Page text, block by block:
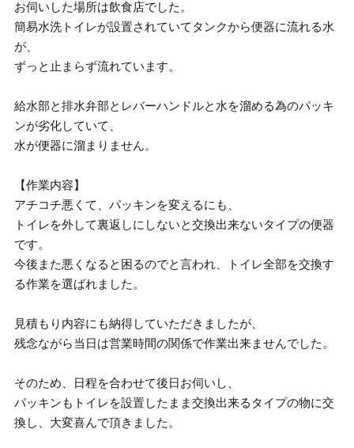
お伺いした場所は飲食店でした。
簡易水洗トイレが設置されていてタンクから便器に流れる水
が、
ずっと止まらず流れています。
給水部と排水弁部とレバーハンドルと水を溜める為のパッキ
ンが劣化していて、
水が便器に溜まりません。
【作業内容】
アチコチ悪くて、パッキンを変えるにも、
トイレを外して裏返しにしないと交換出来ないタイプの便器
です。
今後また悪くなると困るのでと言われ、トイレ全部を交換す
る作業を選ばれました。
見積もり内容にも納得していただきましたが、
残念ながら当日は営業時間の関係で作業出来ませんでした。
そのため、日程を合わせて後日お伺いし、
パッキンもトイレを設置したまま交換出来るタイプの物に交
換し、大変喜んで頂きました。